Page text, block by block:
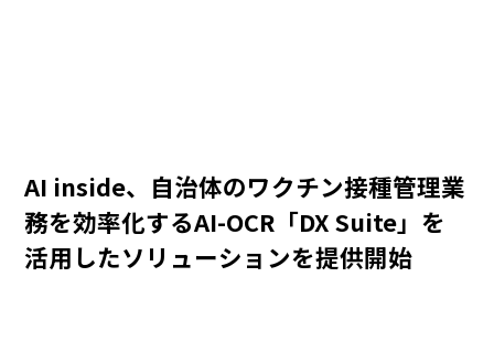
AI inside、自治体のワクチン接種管理業
務を効率化するAI-OCR「DX Suite」を
活用したソリューションを提供開始